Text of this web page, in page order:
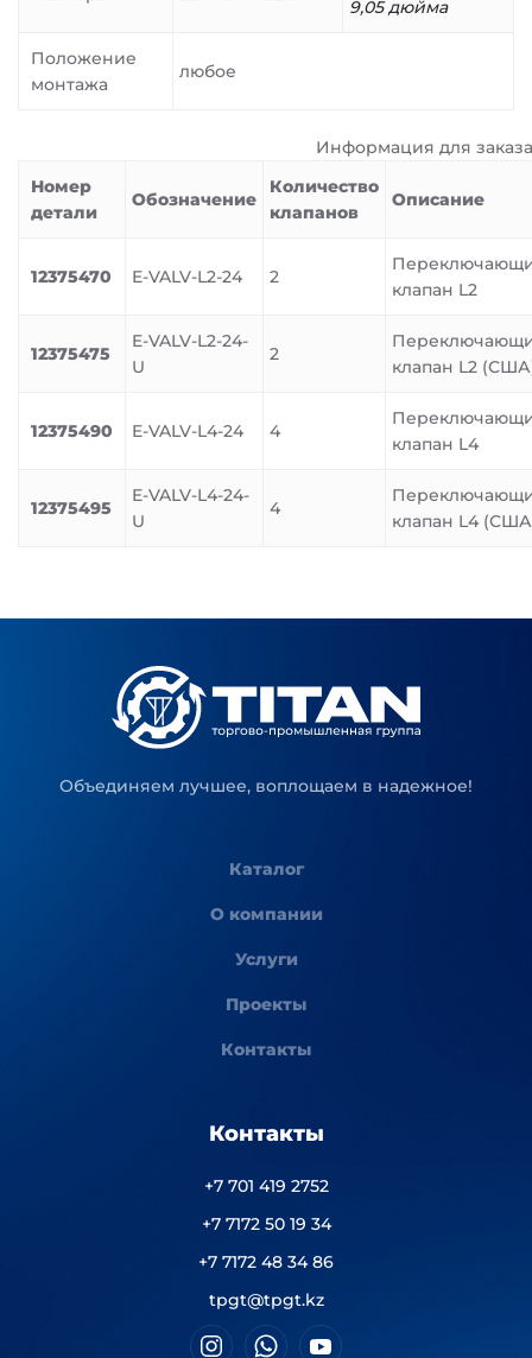
9,05 дюйма
Положение
монтажа
любое
Информация для заказа
Номер
детали
Обозначение
Количество
клапанов
Описание
12375470 E-VALV-L2-24 2
клапан L2
12375475
E-VALV-L2-24-
U
2
клапан L2
12375490 E-VALV-L4-24 4
клапан L4
12375495
E-VALV-L4-24-
U
4
клапан L4
Объединяем лучшее, воплощаем в надежное!
Каталог
О компании
Услуги
Проекты
Контакты
Контакты
+7 701 419 2752
+7 7172 50 19 34
+7 7172 48 34 86
tpgt@tpgt.kz